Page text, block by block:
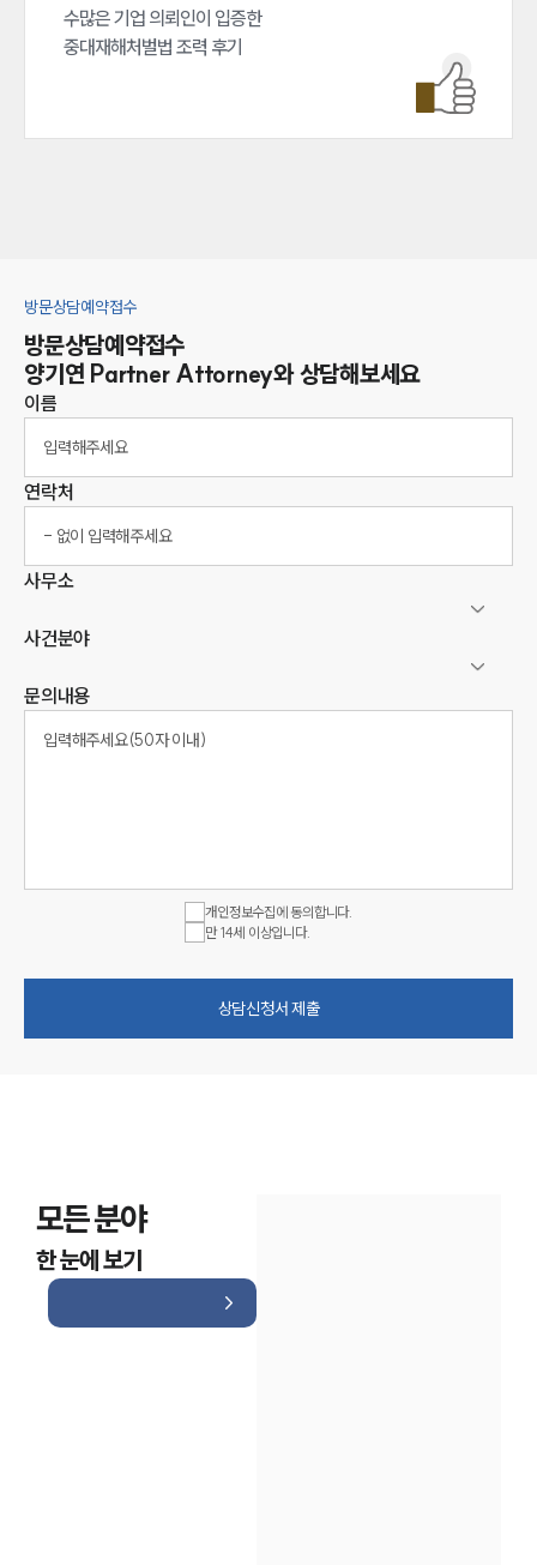
수많은 기업 의뢰인이 입증한
중대재해처벌법 조력 후기
방문상담예약접수
방문상담예약접수
양기연 Partner Attorney와 상담해보세요
이름
연락처
사무소
사건분야
문의내용
개인정보수집에 동의합니다.
만 14세 이상입니다.
상담신청서 제출
모든 분야
한 눈에 보기